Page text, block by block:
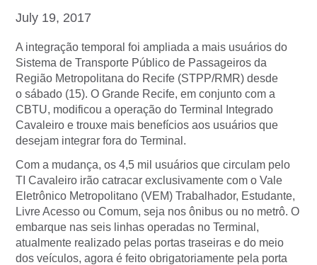
July 19, 2017
A integração temporal foi ampliada a mais usuários do
Sistema de Transporte Público de Passageiros da
Região Metropolitana do Recife (STPP/RMR) desde
o sábado (15). O Grande Recife, em conjunto com a
CBTU, modificou a operação do Terminal Integrado
Cavaleiro e trouxe mais benefícios aos usuários que
desejam integrar fora do Terminal.
Com a mudança, os 4,5 mil usuários que circulam pelo
TI Cavaleiro irão catracar exclusivamente com o Vale
Eletrônico Metropolitano (VEM) Trabalhador, Estudante,
Livre Acesso ou Comum, seja nos ônibus ou no metrô. O
embarque nas seis linhas operadas no Terminal,
atualmente realizado pelas portas traseiras e do meio
dos veículos, agora é feito obrigatoriamente pela porta